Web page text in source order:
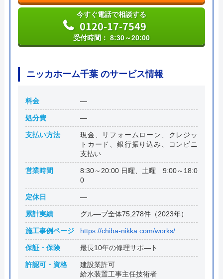
今すぐ電話で相談する
0120-17-7549
受付時間： 8:30～20:00
ニッカホーム千葉 のサービス情報
料金 ―
処分費 ―
支払い方法
現金、リフォームローン、クレジッ
トカード、銀行振り込み、コンビニ
支払い
営業時間
8:30～20:00 日曜、土曜 9:00～18:0
0
定休日 ―
累計実績 グル―プ全体75,278件（2023年）
施工事例ページ https://chiba-nikka.com/works/
保証・保険 最長10年の修理サポ―ト
許認可・資格
建設業許可
給水装置工事主任技術者